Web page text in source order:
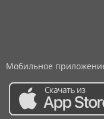
Мобильное